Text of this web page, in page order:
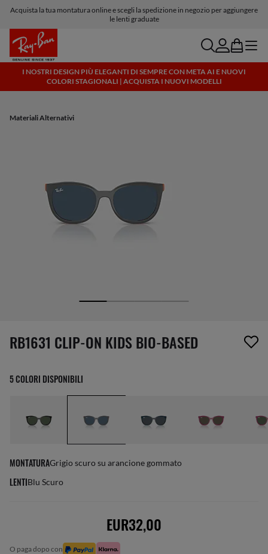
Acquista la tua montatura online e scegli la spedizione in negozio per aggiungere
le lenti graduate
searchaccount
bag menu
I NOSTRI DESIGN PIÙ ELEGANTI DI SEMPRE CON META AI E NUOVI
COLORI STAGIONALI | ACQUISTA I NUOVI MODELLI
Materiali Alternativi
1 articolo è stato aggiunto alla tua wishlist
RB1631 CLIP-ON KIDS BIO-BASED
5 COLORI DISPONIBILI
MONTATURAGrigio scuro su arancione gommato
LENTIBlu Scuro
EUR32,00
o paga dopo con